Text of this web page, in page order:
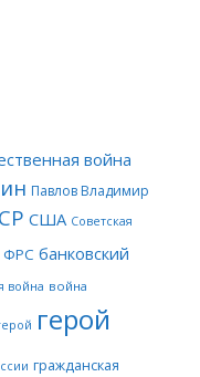
война
Павлов Владимир
США Советская
ФРС банковский
война война
герой
гражданская